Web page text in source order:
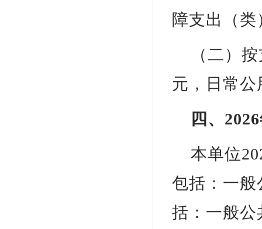
障支出（类
（二）
元，日常公
四、
本单位
包括：一般
括：一般公